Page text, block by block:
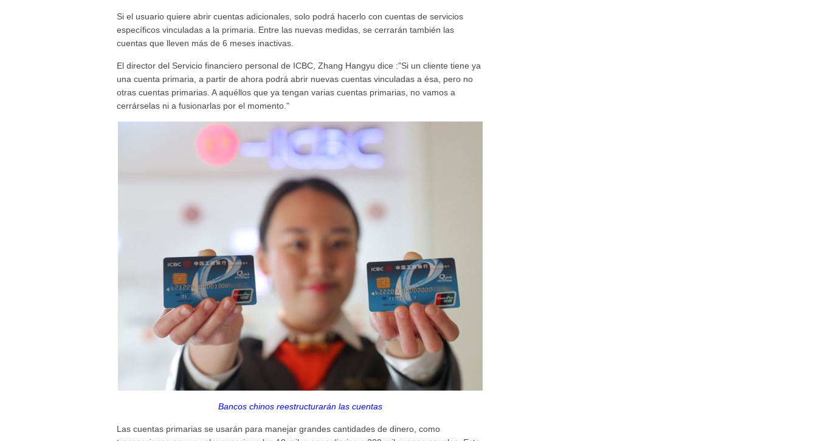
Si el usuario quiere abrir cuentas adicionales, solo podrá hacerlo con cuentas de servicios
específicos vinculadas a la primaria. Entre las nuevas medidas, se cerrarán también las
cuentas que lleven más de 6 meses inactivas.
El director del Servicio financiero personal de ICBC, Zhang Hangyu dice :"Si un cliente tiene ya
una cuenta primaria, a partir de ahora podrá abrir nuevas cuentas vinculadas a ésa, pero no
otras cuentas primarias. A aquéllos que ya tengan varias cuentas primarias, no vamos a
cerrárselas ni a fusionarlas por el momento."
Bancos chinos reestructurarán las cuentas
Las cuentas primarias se usarán para manejar grandes cantidades de dinero, como